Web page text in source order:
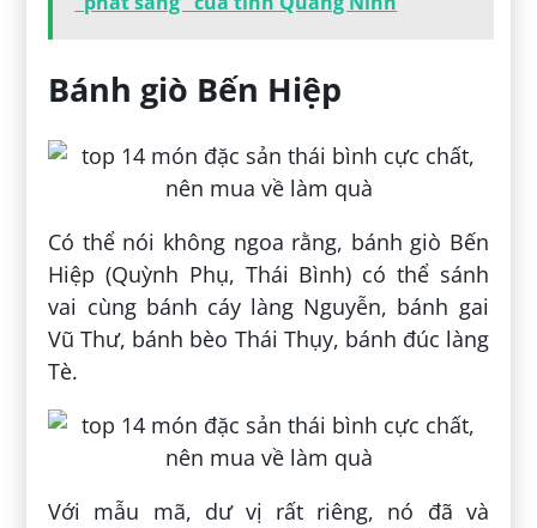
Bánh giò Bến Hiệp
Có thể nói không ngoa rằng, bánh giò Bến
Hiệp (Quỳnh Phụ, Thái Bình) có thể sánh
vai cùng bánh cáy làng Nguyễn, bánh gai
Vũ Thư, bánh bèo Thái Thụy, bánh đúc làng
Tè.
Với mẫu mã, dư vị rất riêng, nó đã và